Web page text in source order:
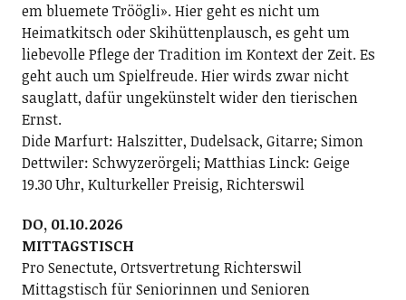
em bluemete Tröögli». Hier geht es nicht um
Heimatkitsch oder Skihüttenplausch, es geht um
liebevolle Pflege der Tradition im Kontext der Zeit. Es
geht auch um Spielfreude. Hier wirds zwar nicht
sauglatt, dafür ungekünstelt wider den tierischen
Ernst.
Dide Marfurt: Halszitter, Dudelsack, Gitarre; ­Simon
Dettwiler: Schwyzerörgeli; Matthias Linck: Geige
19.30 Uhr, Kulturkeller Preisig, Richterswil
DO, 01.10.2026
MITTAGSTISCH
Pro Senectute, Ortsvertretung Richterswil
Mittagstisch für Seniorinnen und Senioren